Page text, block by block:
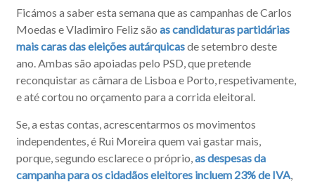
Ficámos a saber esta semana que as campanhas de Carlos
Moedas e Vladimiro Feliz sãoas candidaturas partidárias
mais caras das eleições autárquicasde setembro deste
ano. Ambas são apoiadas pelo PSD, que pretende
reconquistar as câmara de Lisboa e Porto, respetivamente,
e até cortou no orçamento para a corrida eleitoral.
Se, a estas contas, acrescentarmos os movimentos
independentes, é Rui Moreira quem vai gastar mais,
porque, segundo esclarece o próprio,as despesas da
campanha para os cidadãos eleitores incluem 23% de IVA,